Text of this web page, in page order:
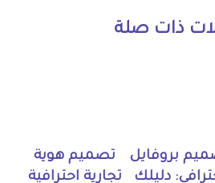
ذات صلة
بروفايل
دليلك
تصميم هوية
تجارية احترافية